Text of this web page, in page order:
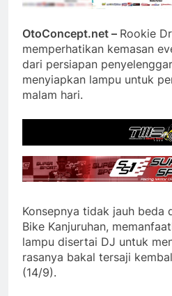
OtoConcept.net – Rookie
memperhatikan kemasan
dari persiapan
menyiapkan lampu untuk
malam hari.
Konsepnya tidak jauh beda
Bike Kanjuruhan,
lampu disertai DJ untuk
rasanya bakal tersaji
(14/9).